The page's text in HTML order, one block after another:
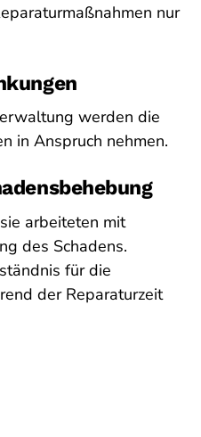
nur
werden die
in Anspruch nehmen.
arbeiteten mit
des Schadens.
für die
der Reparaturzeit